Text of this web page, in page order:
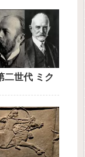
二世代 ミク